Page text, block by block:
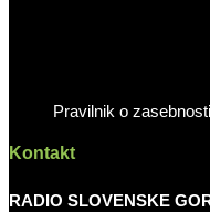
Pravilnik o zasebnosti
Kontakt
RADIO SLOVENSKE